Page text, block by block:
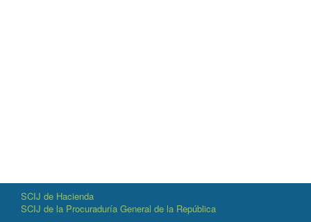
SCIJ de Hacienda
SCIJ de la Procuraduría General de la República